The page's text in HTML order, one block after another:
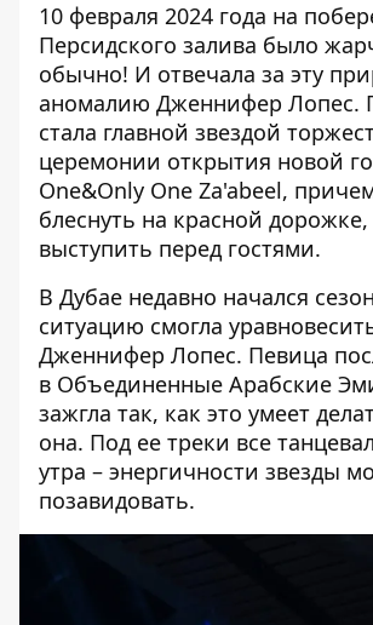
10 февраля 2024 года на
Персидского залива было
обычно! И отвечала за эту
аномалию Дженнифер Лопес.
стала главной звездой
церемонии открытия новой
One&Only One Za'abeel,
блеснуть на красной дорожке,
выступить перед гостями.
В Дубае недавно начался
ситуацию смогла
Дженнифер Лопес. Певица
в Объединенные Арабские
зажгла так, как это умеет
она. Под ее треки все
утра – энергичности звезды
позавидовать.